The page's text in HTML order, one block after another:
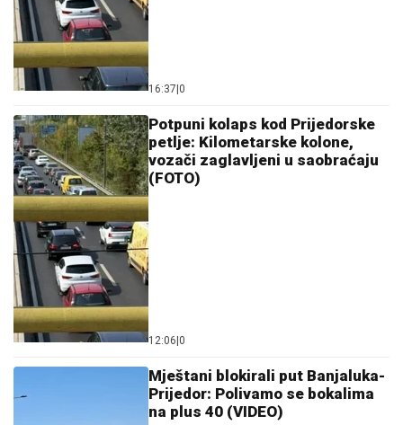
16:37 0
Potpuni kolaps kod Prijedorske
petlje: Kilometarske kolone,
vozači zaglavljeni u saobraćaju
(FOTO)
12:06 0
Mještani blokirali put Banjaluka-
Prijedor: Polivamo se bokalima
na plus 40 (VIDEO)